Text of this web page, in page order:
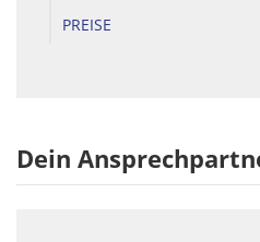
PREISE
Dein